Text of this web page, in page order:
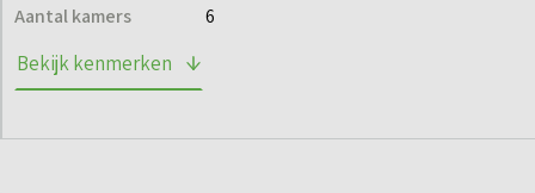
via de projectwebsite en blijf op de hoogte.
Aantal kamers 6
Bekijk kenmerken